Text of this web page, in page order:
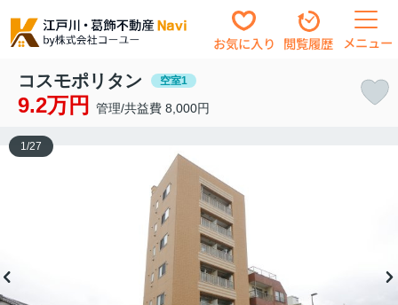
お気に入り 閲覧履歴 メニュー
コスモポリタン 空室1
9.2万円 管理/共益費 8,000円
1 /27